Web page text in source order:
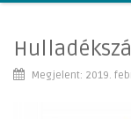
Megjelent: 2019.